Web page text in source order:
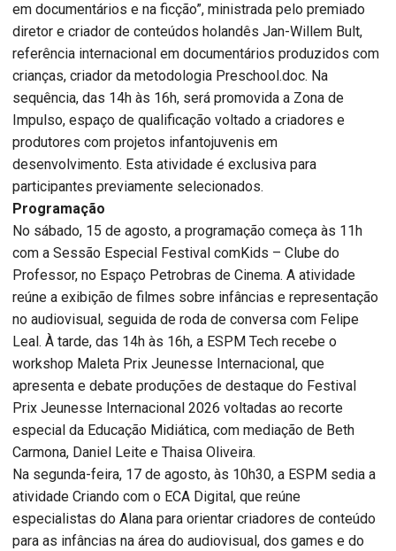
em documentários e na ficção”, ministrada pelo premiado
diretor e criador de conteúdos holandês Jan-Willem Bult,
referência internacional em documentários produzidos com
crianças, criador da metodologia Preschool.doc. Na
sequência, das 14h às 16h, será promovida a Zona de
Impulso, espaço de qualificação voltado a criadores e
produtores com projetos infantojuvenis em
desenvolvimento. Esta atividade é exclusiva para
participantes previamente selecionados.
Programação
No sábado, 15 de agosto, a programação começa às 11h
com a Sessão Especial Festival comKids – Clube do
Professor, no Espaço Petrobras de Cinema. A atividade
reúne a exibição de filmes sobre infâncias e representação
no audiovisual, seguida de roda de conversa com Felipe
Leal. À tarde, das 14h às 16h, a ESPM Tech recebe o
workshop Maleta Prix Jeunesse Internacional, que
apresenta e debate produções de destaque do Festival
Prix Jeunesse Internacional 2026 voltadas ao recorte
especial da Educação Midiática, com mediação de Beth
Carmona, Daniel Leite e Thaisa Oliveira.
Na segunda-feira, 17 de agosto, às 10h30, a ESPM sedia a
atividade Criando com o ECA Digital, que reúne
especialistas do Alana para orientar criadores de conteúdo
para as infâncias na área do audiovisual, dos games e do